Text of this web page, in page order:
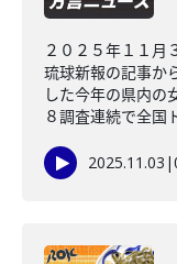
２０２５年１１月
琉球新報の記事か
した今年の県内の
８調査連続で全国
2025.11.03 |